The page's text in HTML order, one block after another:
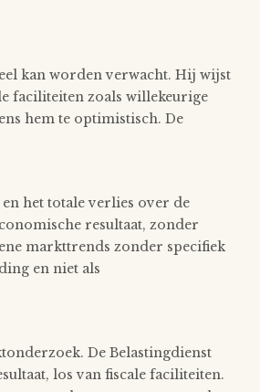
kan worden verwacht. Hij wijst
faciliteiten zoals willekeurige
hem te optimistisch. De
het totale verlies over de
resultaat, zonder
markttrends zonder specifiek
en niet als
De Belastingdienst
los van fiscale faciliteiten.